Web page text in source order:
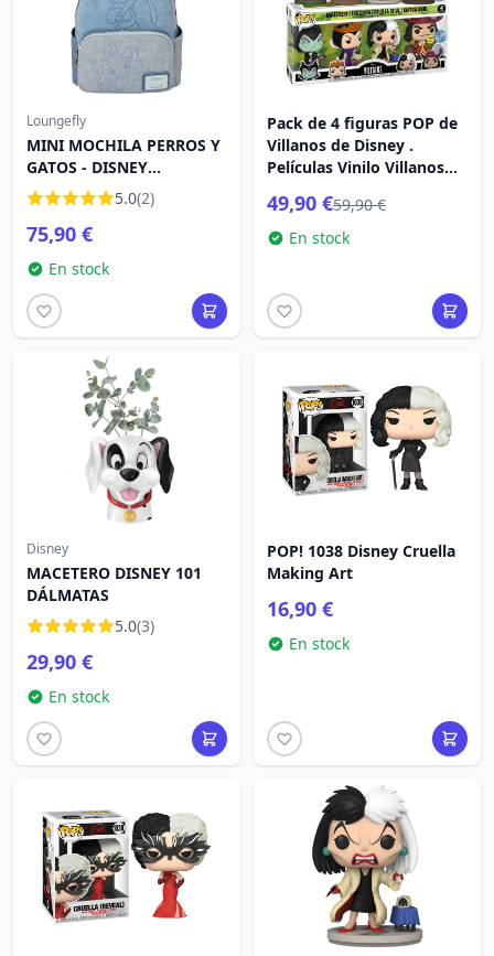
Loungefly
MINI MOCHILA PERROS Y
GATOS - DISNEY
LOUNGEFLY5.0(2)
75,90 €
En stock
Pack de 4 figuras POP de
Villanos de Disney .
Películas Vinilo Villanos
49,90 €59,90 €
En stock
Disney
MACETERO DISNEY 101
DÁLMATAS
5.0(3)
29,90 €
En stock
POP! 1038 Disney Cruella
Making Art
16,90 €
En stock